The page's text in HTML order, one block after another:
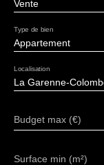
Vente
Appartement
Type de bien
La Garenne-
Localisation
Budget max (€)
Surface min (m²)